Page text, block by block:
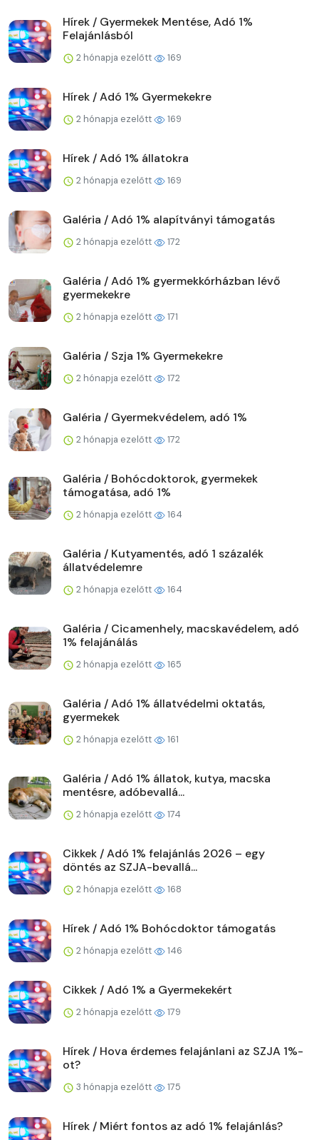
Hírek / Gyermekek Mentése, Adó 1%
Felajánlásból
2 hónapja ezelőtt 169
Hírek / Adó 1% Gyermekekre
2 hónapja ezelőtt 169
Hírek / Adó 1% állatokra
2 hónapja ezelőtt 169
Galéria / Adó 1% alapítványi támogatás
2 hónapja ezelőtt 172
Galéria / Adó 1% gyermekkórházban lévő
gyermekekre
2 hónapja ezelőtt 171
Galéria / Szja 1% Gyermekekre
2 hónapja ezelőtt 172
Galéria / Gyermekvédelem, adó 1%
2 hónapja ezelőtt 172
Galéria / Bohócdoktorok, gyermekek
támogatása, adó 1%
2 hónapja ezelőtt 164
Galéria / Kutyamentés, adó 1 százalék
állatvédelemre
2 hónapja ezelőtt 164
Galéria / Cicamenhely, macskavédelem, adó
1% felajánálás
2 hónapja ezelőtt 165
Galéria / Adó 1% állatvédelmi oktatás,
gyermekek
2 hónapja ezelőtt 161
Galéria / Adó 1% állatok, kutya, macska
mentésre, adóbevallá...
2 hónapja ezelőtt 174
Cikkek / Adó 1% felajánlás 2026 – egy
döntés az SZJA-bevallá...
2 hónapja ezelőtt 168
Hírek / Adó 1% Bohócdoktor támogatás
2 hónapja ezelőtt 146
Cikkek / Adó 1% a Gyermekekért
2 hónapja ezelőtt 179
Hírek / Hova érdemes felajánlani az SZJA 1%-
ot?
3 hónapja ezelőtt 175
Hírek / Miért fontos az adó 1% felajánlás?